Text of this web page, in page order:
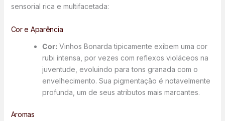
sensorial rica e multifacetada:
Cor e Aparência
Cor:Vinhos Bonarda tipicamente exibem uma cor
rubi intensa, por vezes com reflexos violáceos na
juventude, evoluindo para tons granada com o
envelhecimento. Sua pigmentação é notavelmente
profunda, um de seus atributos mais marcantes.
Aromas